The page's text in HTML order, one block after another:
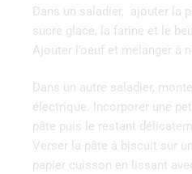
Dans un saladier, ajouter la
sucre glace, la farine et le
Ajouter l’oeuf et mélanger à
Dans un autre saladier,
électrique. Incorporer une
pâte puis le restant
Verser la pâte à biscuit sur
papier cuisson en lissant